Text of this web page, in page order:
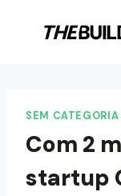
SEM CATEGORIA
Com 2
startup